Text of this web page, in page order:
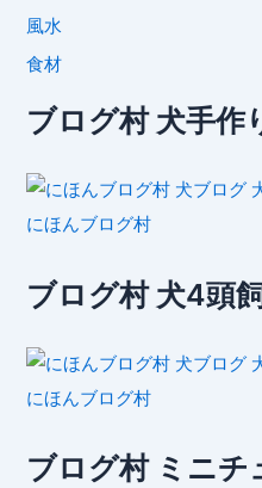
風水
食材
ブログ村 犬手作
にほんブログ村
ブログ村 犬4頭
にほんブログ村
ブログ村 ミニチ